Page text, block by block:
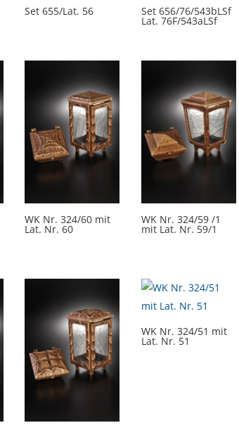
Set 655/Lat. 56 Set 656/76/543bLSf
Lat. 76F/543aLSf
WK Nr. 324/60 mit
Lat. Nr. 60
WK Nr. 324/59 /1
mit Lat. Nr. 59/1
WK Nr. 324/51 mit
Lat. Nr. 51